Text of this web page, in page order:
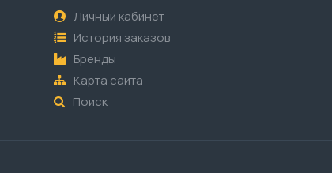
Личный кабинет
История заказов
Бренды
Карта сайта
Поиск